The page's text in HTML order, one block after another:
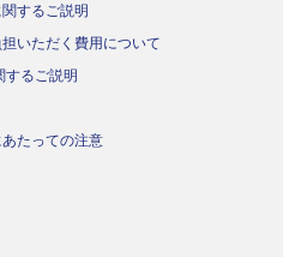
するご説明
いただく費用について
するご説明
あたっての注意